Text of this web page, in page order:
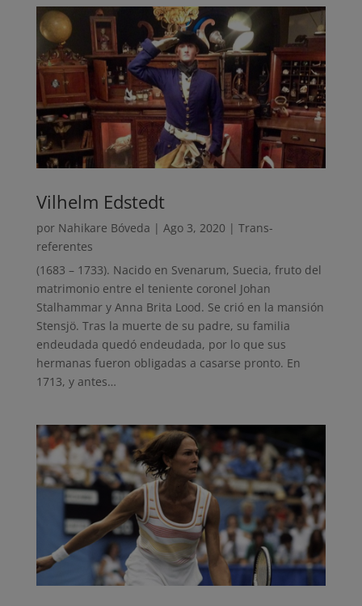
Vilhelm Edstedt
por Nahikare Bóveda | Ago 3, 2020 | Trans-
referentes
(1683 – 1733). Nacido en Svenarum, Suecia, fruto del
matrimonio entre el teniente coronel Johan
Stalhammar y Anna Brita Lood. Se crió en la mansión
Stensjö. Tras la muerte de su padre, su familia
endeudada quedó endeudada, por lo que sus
hermanas fueron obligadas a casarse pronto. En
1713, y antes…